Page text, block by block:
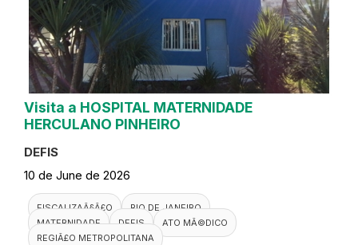
Visita a HOSPITAL MATERNIDADE
HERCULANO PINHEIRO
DEFIS
10 de June de 2026
FISCALIZAÃ§Ã£O
RIO DE JANEIRO
MATERNIDADE
DEFIS
ATO MÃ©DICO
REGIÃ£O METROPOLITANA